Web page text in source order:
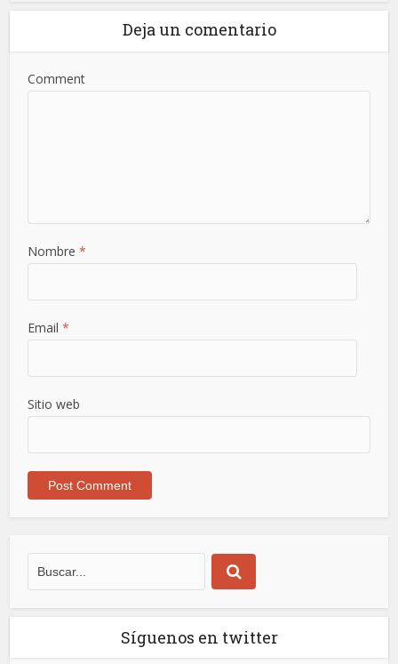
Deja un comentario
Comment
Nombre *
Email *
Sitio web
Síguenos en twitter